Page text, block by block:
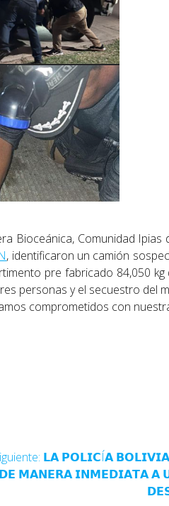
Bioceánica, Comunidad Ipias
, identificaron un camión
pre fabricado 84,050
personas y el secuestro del
comprometidos con
𝗟𝗔 𝗣𝗢𝗟𝗜𝗖Í𝗔
𝗗𝗘 𝗠𝗔𝗡𝗘𝗥𝗔 𝗜𝗡𝗠𝗘𝗗𝗜𝗔𝗧𝗔 𝗔